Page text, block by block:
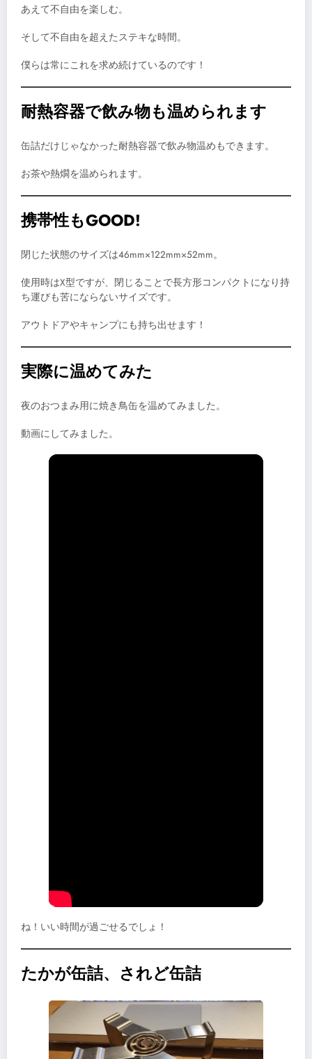
あえて不自由を楽しむ。
そして不自由を超えたステキな時間。
僕らは常にこれを求め続けているのです！
耐熱容器で飲み物も温められます
缶詰だけじゃなかった耐熱容器で飲み物温めもできます。
お茶や熱燗を温められます。
携帯性もGOOD!
閉じた状態のサイズは46mm×122mm×52mm。
使用時はX型ですが、閉じることで長方形コンパクトになり持
ち運びも苦にならないサイズです。
アウトドアやキャンプにも持ち出せます！
実際に温めてみた
夜のおつまみ用に焼き鳥缶を温めてみました。
動画にしてみました。
ね！いい時間が過ごせるでしょ！
たかが缶詰、されど缶詰